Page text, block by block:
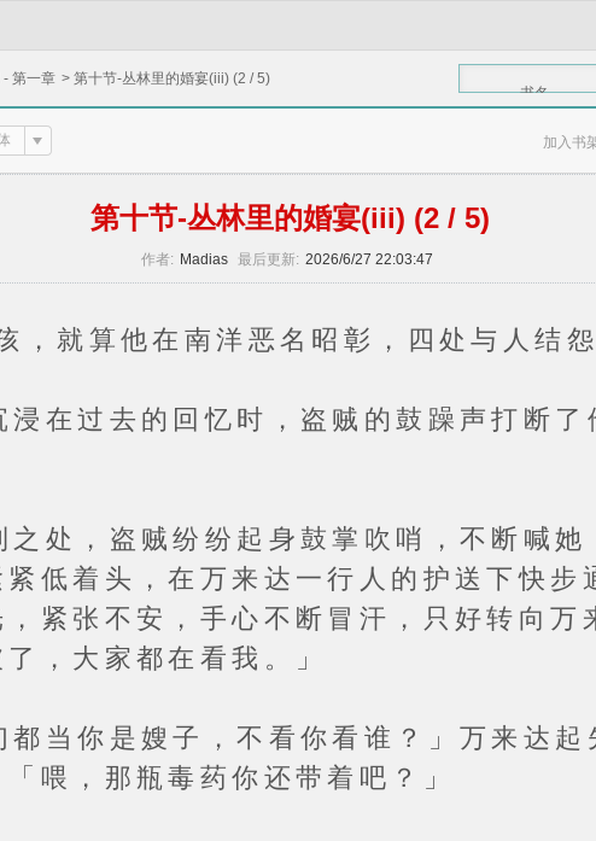
- 第一章 > 第十节-丛林里的婚宴(iii) (2 / 5)
书名
加入书
第十节-丛林里的婚宴(iii) (2 / 5)
作者: Madias 最后更新: 2026/6/27 22:03:47
算他在南洋恶名昭彰，四处与人结怨
过去的回忆时，盗贼的鼓躁声打断了
，盗贼纷纷起身鼓掌吹哨，不断喊她
低着头，在万来达一行人的护送下快步
紧张不安，手心不断冒汗，只好转向万
，大家都在看我。」
你是嫂子，不看你看谁？」万来达起
喂，那瓶毒药你还带着吧？」